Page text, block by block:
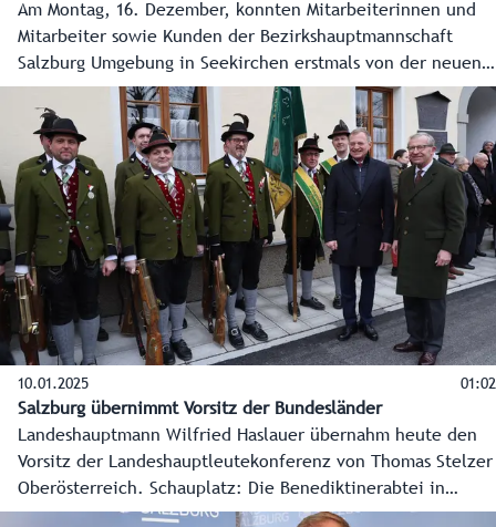
Am Montag, 16. Dezember, konnten Mitarbeiterinnen und
Mitarbeiter sowie Kunden der Bezirkshauptmannschaft
Salzburg Umgebung in Seekirchen erstmals von der neuen
Bahnhaltestelle „Seekirchen Stadt“ profitieren. Von dort
sind es nur wenige Gehminuten zum modernen
Verwaltungszentrum des Flachgaus.
10.01.2025 01:02
Salzburg übernimmt Vorsitz der Bundesländer
Landeshauptmann Wilfried Haslauer übernahm heute den
Vorsitz der Landeshauptleutekonferenz von Thomas Stelzer
Oberösterreich. Schauplatz: Die Benediktinerabtei in
Dorfbeuern, also im Grenzgebiet zu Oberösterreich.